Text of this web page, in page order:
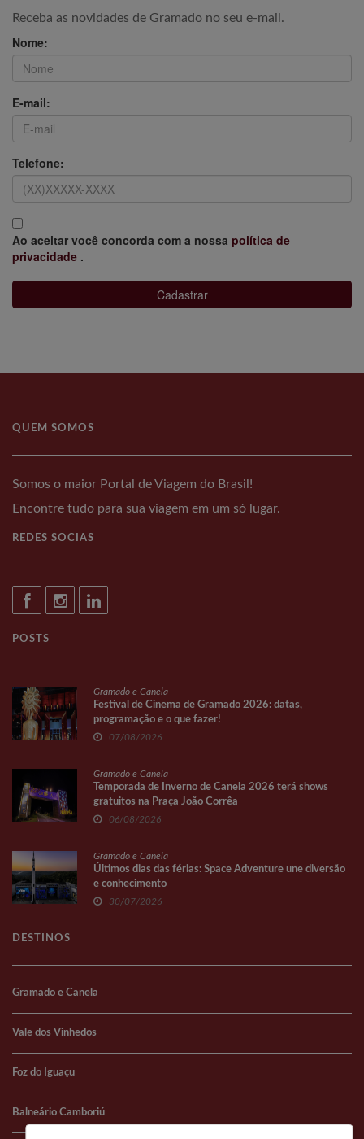
Receba as novidades de Gramado no seu e-mail.
Nome:
E-mail:
Telefone:
Ao aceitar você concorda com a nossa política de
privacidade .
Cadastrar
QUEM SOMOS
Somos o maior Portal de Viagem do Brasil!
Encontre tudo para sua viagem em um só lugar.
REDES SOCIAS
POSTS
Gramado e Canela
Festival de Cinema de Gramado 2026: datas,
programação e o que fazer!
07/08/2026
Gramado e Canela
Temporada de Inverno de Canela 2026 terá shows
gratuitos na Praça João Corrêa
06/08/2026
Gramado e Canela
Últimos dias das férias: Space Adventure une diversão
e conhecimento
30/07/2026
DESTINOS
Gramado e Canela
Vale dos Vinhedos
Foz do Iguaçu
Balneário Camboriú